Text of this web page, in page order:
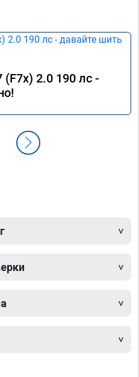
при
— вырас, так
и
команде за 2.0 190 лс -